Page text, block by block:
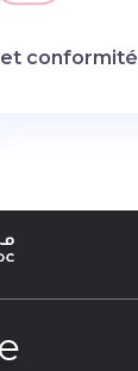
conformité